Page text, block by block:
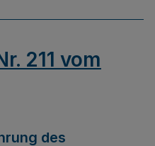
211 vom
des